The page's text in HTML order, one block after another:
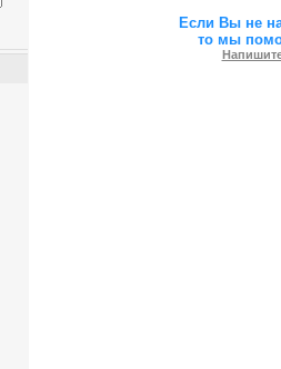
Если Вы не
то мы